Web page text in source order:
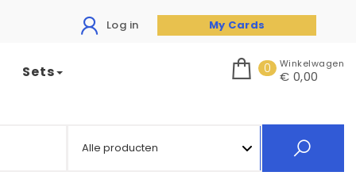
Log in My Cards
Sets 0 Winkelwagen
€ 0,00